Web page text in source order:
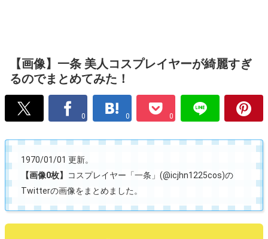
【画像】一条 美人コスプレイヤーが綺麗すぎ
るのでまとめてみた！
0 0 0
1970/01/01 更新。
【画像0枚】
コスプレイヤー「一条」(@icjhn1225cos)の
Twitterの画像をまとめました。